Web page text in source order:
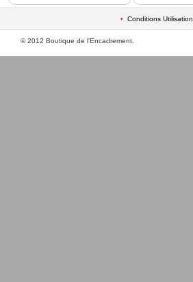
• Conditions Utilisation
© 2012 Boutique de l'Encadrement.